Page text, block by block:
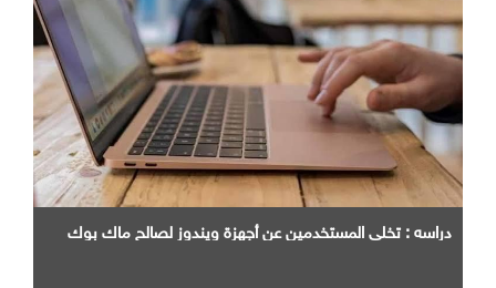
دراسه : تخلي المستخدمين عن أجهزة ويندوز لصالح ماك بوك